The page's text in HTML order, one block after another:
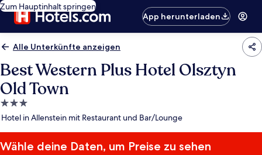
Zum Hauptinhalt springen
App herunterladen
Alle Unterkünfte anzeigen
Best Western Plus Hotel Olsztyn
Old Town
3.0-
Sterne-
Hotel in Allenstein mit Restaurant und Bar/Lounge
Wähle deine Daten, um Preise zu sehen